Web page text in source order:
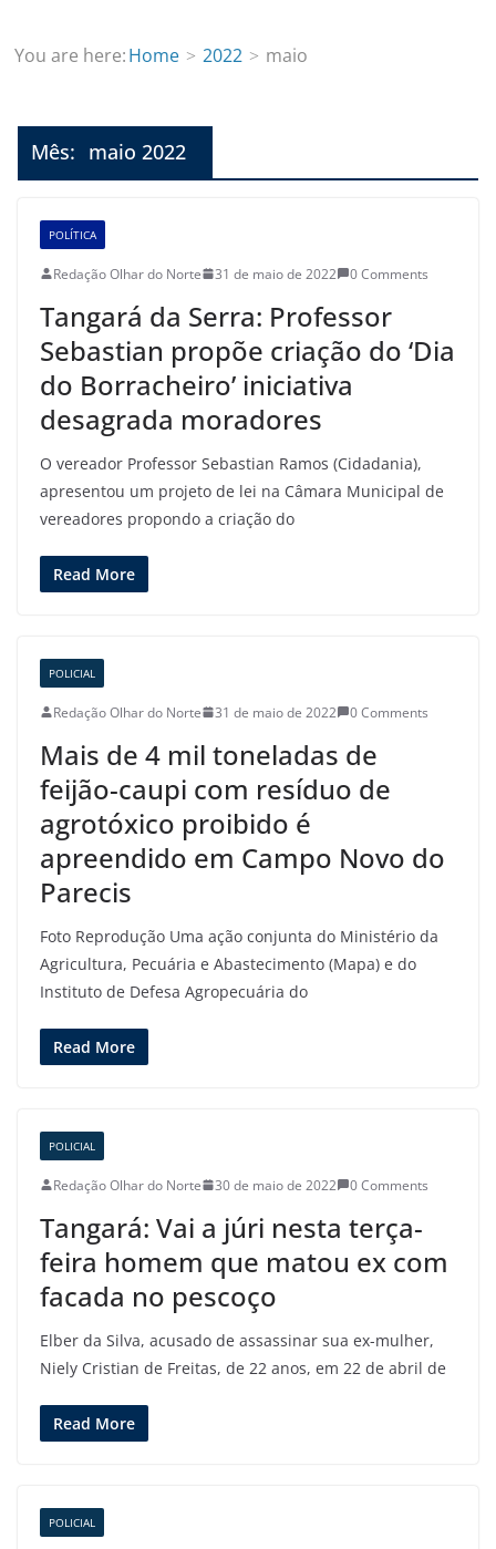
You are here:Home 2022 maio
Mês: maio 2022
POLÍTICA
Redação Olhar do Norte 31 de maio de 2022 0 Comments
Tangará da Serra: Professor
Sebastian propõe criação do ‘Dia
do Borracheiro’ iniciativa
desagrada moradores
O vereador Professor Sebastian Ramos (Cidadania),
apresentou um projeto de lei na Câmara Municipal de
vereadores propondo a criação do
Read More
POLICIAL
Redação Olhar do Norte 31 de maio de 2022 0 Comments
Mais de 4 mil toneladas de
feijão-caupi com resíduo de
agrotóxico proibido é
apreendido em Campo Novo do
Parecis
Foto Reprodução Uma ação conjunta do Ministério da
Agricultura, Pecuária e Abastecimento (Mapa) e do
Instituto de Defesa Agropecuária do
Read More
POLICIAL
Redação Olhar do Norte 30 de maio de 2022 0 Comments
Tangará: Vai a júri nesta terça-
feira homem que matou ex com
facada no pescoço
Elber da Silva, acusado de assassinar sua ex-mulher,
Niely Cristian de Freitas, de 22 anos, em 22 de abril de
Read More
POLICIAL